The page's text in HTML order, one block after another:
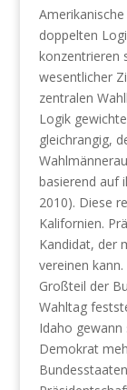
doppelten
konzentrieren
wesentlicher
zentralen
Logik
gleichrangig,
basierend auf
2010). Diese
Kalifornien.
Kandidat, der
vereinen
Großteil der
Wahltag
Idaho gewann
Demokrat